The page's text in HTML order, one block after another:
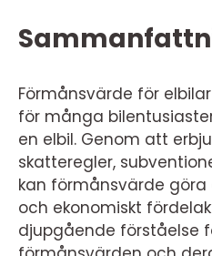
Förmånsvärde för
för många
en elbil. Genom att
skatteregler,
kan förmånsvärde
och ekonomiskt
djupgående förståelse